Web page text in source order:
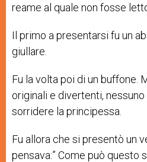
reame al quale non fosse
Il primo a presentarsi fu un
giullare.
Fu la volta poi di un buffone.
originali e divertenti,
sorridere la principessa.
Fu allora che si presentò un
pensava:” Come può questo